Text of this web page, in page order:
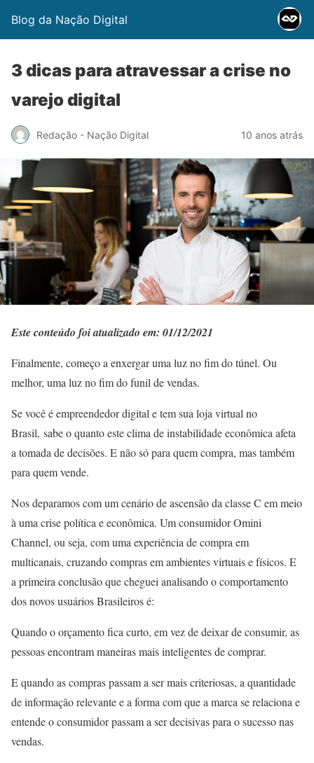
Blog da Nação Digital
3 dicas para atravessar a crise no
varejo digital
Redação - Nação Digital 10 anos atrás
Este conteúdo foi atualizado em: 01/12/2021
Finalmente, começo a enxergar uma luz no fim do túnel. Ou
melhor, uma luz no fim do funil de vendas.
Se você é empreendedor digital e tem sua loja virtual no
Brasil, sabe o quanto este clima de instabilidade econômica afeta
a tomada de decisões. E não só para quem compra, mas também
para quem vende.
Nos deparamos com um cenário de ascensão da classe C em meio
à uma crise política e econômica. Um consumidor Omini
Channel, ou seja, com uma experiência de compra em
multicanais, cruzando compras em ambientes virtuais e físicos. E
a primeira conclusão que cheguei analisando o comportamento
dos novos usuários Brasileiros é:
Quando o orçamento fica curto, em vez de deixar de consumir, as
pessoas encontram maneiras mais inteligentes de comprar.
E quando as compras passam a ser mais criteriosas, a quantidade
de informação relevante e a forma com que a marca se relaciona e
entende o consumidor passam a ser decisivas para o sucesso nas
vendas.